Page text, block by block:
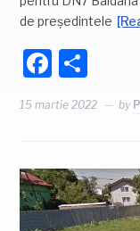
de președintele
15 martie 2022 by